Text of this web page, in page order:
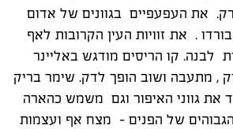
את העפעפיים בגוונים של אדום
. את זוויות העין הקרובות לאף
לבנה. קו הריסים מודגש באליינר
, מתעבה ושוב הופך לדק. שימר בריק
את גווני האיפור וגם משמש כהארה
של הפנים – מצח אף ועצמות